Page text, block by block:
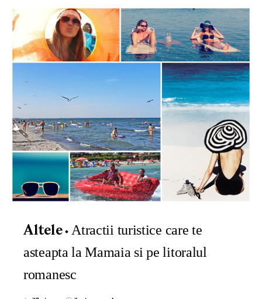
Altele
Atractii turistice care te
asteapta la Mamaia si pe litoralul
romanesc